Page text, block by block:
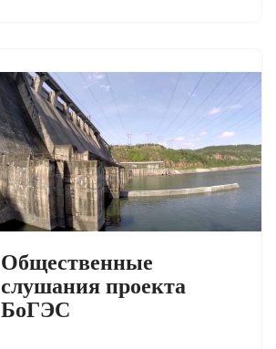
Общественные
слушания проекта
БоГЭС